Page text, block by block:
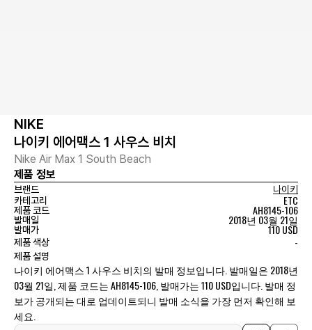
NIKE
나이키 에어맥스 1 사우스 비치
Nike Air Max 1 South Beach
제품 정보
브랜드
나이키
카테고리
ETC
제품 코드 AH8145-106
발매일 2018년 03월 21일
발매가 110 USD
제품 색상 -
제품 설명
나이키 에어맥스 1 사우스 비치의 발매 정보입니다. 발매일은 2018년
03월 21일, 제품 코드는 AH8145-106, 발매가는 110 USD입니다. 발매 정
보가 공개되는 대로 업데이트되니 발매 소식을 가장 먼저 확인해 보
세요.